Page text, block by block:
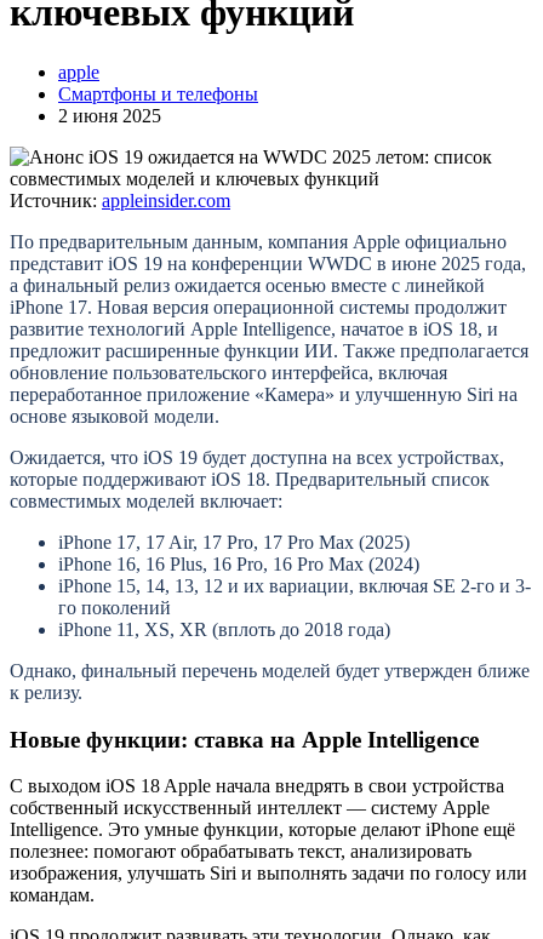
ключевых функций
apple
Смартфоны и телефоны
2 июня 2025
Источник: appleinsider.com
По предварительным данным, компания Apple официально
представит iOS 19 на конференции WWDC в июне 2025 года,
а финальный релиз ожидается осенью вместе с линейкой
iPhone 17. Новая версия операционной системы продолжит
развитие технологий Apple Intelligence, начатое в iOS 18, и
предложит расширенные функции ИИ. Также предполагается
обновление пользовательского интерфейса, включая
переработанное приложение «Камера» и улучшенную Siri на
основе языковой модели.
Ожидается, что iOS 19 будет доступна на всех устройствах,
которые поддерживают iOS 18. Предварительный список
совместимых моделей включает:
iPhone 17, 17 Air, 17 Pro, 17 Pro Max (2025)
iPhone 16, 16 Plus, 16 Pro, 16 Pro Max (2024)
iPhone 15, 14, 13, 12 и их вариации, включая SE 2-го и 3-
го поколений
iPhone 11, XS, XR (вплоть до 2018 года)
Однако, финальный перечень моделей будет утвержден ближе
к релизу.
Новые функции: ставка на Apple Intelligence
С выходом iOS 18 Apple начала внедрять в свои устройства
собственный искусственный интеллект — систему Apple
Intelligence. Это умные функции, которые делают iPhone ещё
полезнее: помогают обрабатывать текст, анализировать
изображения, улучшать Siri и выполнять задачи по голосу или
командам.